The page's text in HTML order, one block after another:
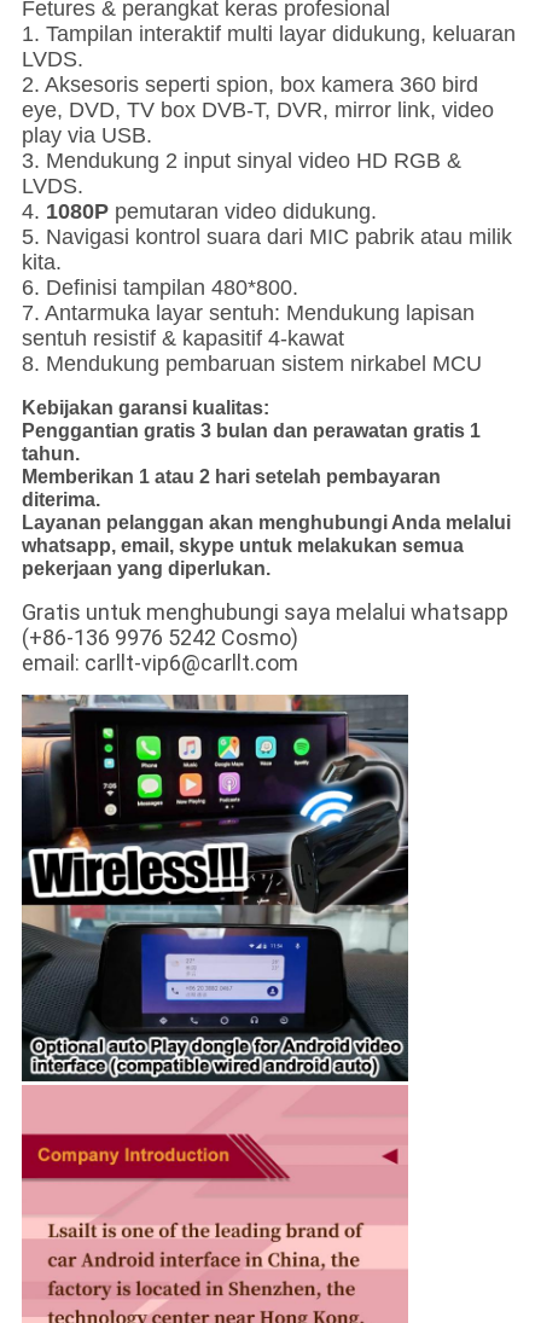
Fetures & perangkat keras profesional
1. Tampilan interaktif multi layar didukung, keluaran
LVDS.
2. Aksesoris seperti spion, box kamera 360 bird
eye, DVD, TV box DVB-T, DVR, mirror link, video
play via USB.
3. Mendukung 2 input sinyal video HD RGB &
LVDS.
4. 1080Ppemutaran video didukung.
5. Navigasi kontrol suara dari MIC pabrik atau milik
kita.
6. Definisi tampilan 480*800.
7. Antarmuka layar sentuh: Mendukung lapisan
sentuh resistif & kapasitif 4-kawat
8. Mendukung pembaruan sistem nirkabel MCU
Kebijakan garansi kualitas:
Penggantian gratis 3 bulan dan perawatan gratis 1
tahun.
Memberikan 1 atau 2 hari setelah pembayaran
diterima.
Layanan pelanggan akan menghubungi Anda melalui
whatsapp, email, skype untuk melakukan semua
pekerjaan yang diperlukan.
Gratis untuk menghubungi saya melalui whatsapp
(+86-136 9976 5242 Cosmo)
email: carllt-vip6@carllt.com